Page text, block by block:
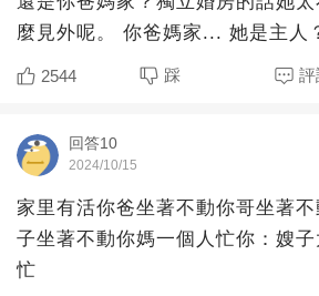
麼見外呢。 你爸媽家... 她是主人
2544 踩 評
回答10
2024/10/15
家里有活你爸坐著不動你哥坐著
子坐著不動你媽一個人忙你：嫂
忙